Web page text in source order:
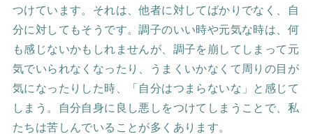
つけています。それは、他者に対してばかりでなく、自
分に対してもそうです。調子のいい時や元気な時は、何
も感じないかもしれませんが、調子を崩してしまって元
気でいられなくなったり、うまくいかなくて周りの目が
気になったりした時、「自分はつまらないな」と感じて
しまう。自分自身に良し悪しをつけてしまうことで、私
たちは苦しんでいることが多くあります。